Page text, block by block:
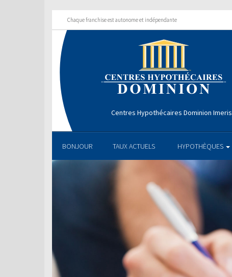
Chaque franchise est autonome et indépendante
Centres Hypothécaires Dominion Imeris
BONJOUR TAUX ACTUELS HYPOTHÈQUES